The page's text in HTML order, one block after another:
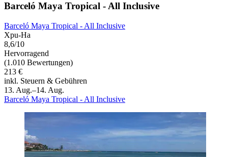
Barceló Maya Tropical - All Inclusive
Barceló Maya Tropical - All Inclusive
Xpu-Ha
8,6/10
Hervorragend
(1.010 Bewertungen)
213 €
inkl. Steuern & Gebühren
13. Aug.–14. Aug.
Barceló Maya Tropical - All Inclusive